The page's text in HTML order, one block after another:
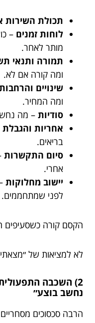
תכולת השירות
לוחות זמנים –
מותר לאחר.
תמורה ותנאי
ומה קורה אם לא.
שינויים
ומה המחיר.
סודיות – מה
אחריות
בריאים.
סיום התקשרות
אחרי.
יישוב מחלוקות
לפני שמתחממים.
הקסם קורה כשסעיפים
לא למציאות של
2) השכבה
נחשב בוצע״
הרבה סכסוכים